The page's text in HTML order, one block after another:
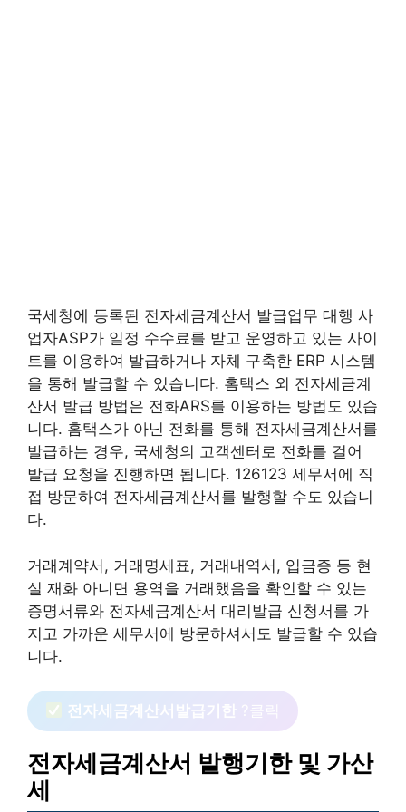
국세청에 등록된 전자세금계산서 발급업무 대행 사
업자ASP가 일정 수수료를 받고 운영하고 있는 사이
트를 이용하여 발급하거나 자체 구축한 ERP 시스템
을 통해 발급할 수 있습니다. 홈택스 외 전자세금계
산서 발급 방법은 전화ARS를 이용하는 방법도 있습
니다. 홈택스가 아닌 전화를 통해 전자세금계산서를
발급하는 경우, 국세청의 고객센터로 전화를 걸어
발급 요청을 진행하면 됩니다. 126123 세무서에 직
접 방문하여 전자세금계산서를 발행할 수도 있습니
다.
거래계약서, 거래명세표, 거래내역서, 입금증 등 현
실 재화 아니면 용역을 거래했음을 확인할 수 있는
증명서류와 전자세금계산서 대리발급 신청서를 가
지고 가까운 세무서에 방문하셔서도 발급할 수 있습
니다.
전자세금계산서발급기한 ?클릭
전자세금계산서 발행기한 및 가산
세